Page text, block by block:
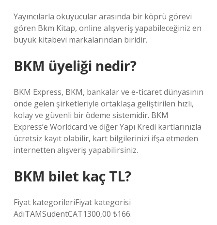
Yayıncılarla okuyucular arasında bir köprü görevi
gören Bkm Kitap, online alışveriş yapabileceğiniz en
büyük kitabevi markalarından biridir.
BKM üyeliği nedir?
BKM Express, BKM, bankalar ve e-ticaret dünyasının
önde gelen şirketleriyle ortaklaşa geliştirilen hızlı,
kolay ve güvenli bir ödeme sistemidir. BKM
Express’e Worldcard ve diğer Yapı Kredi kartlarınızla
ücretsiz kayıt olabilir, kart bilgilerinizi ifşa etmeden
internetten alışveriş yapabilirsiniz.
BKM bilet kaç TL?
Fiyat kategorileriFiyat kategorisi
AdıTAMSudentCAT1300,00 ₺166.